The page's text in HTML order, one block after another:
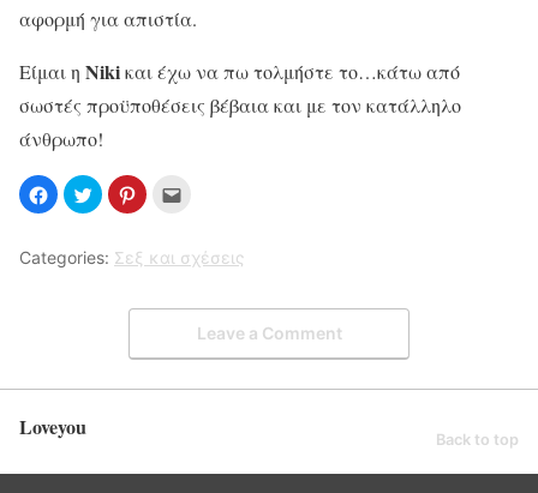
αφορμή για απιστία.
Είμαι η Nikiκαι έχω να πω τολμήστε το…κάτω από
σωστές προϋποθέσεις βέβαια και με τον κατάλληλο
άνθρωπο!
Categories: Σεξ και σχέσεις
Leave a Comment
Loveyou Back to top